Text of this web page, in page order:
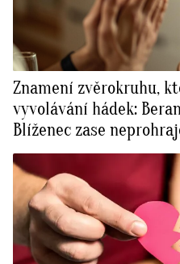
Znamení zvěrokruhu,
vyvolávání hádek:
Blíženec zase